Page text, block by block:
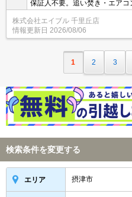
保証人不要。追い焚き・エアコ
可。光インターネット無料使い
円。
株式会社エイブル 千里丘店
情報更新日 2026/08/06
1 2 3
検索条件を変更する
エリア 摂津市